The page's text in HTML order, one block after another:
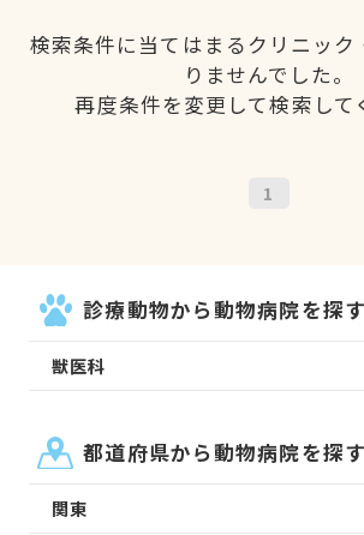
検索条件に当てはまるクリニック
りませんでした。
再度条件を変更して検索して
1
診療動物から動物病院を探す
獣医科
都道府県から動物病院を探す
関東